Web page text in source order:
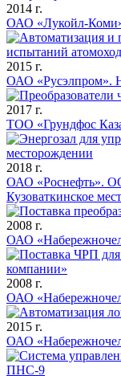
2014 г.
ОАО «Лукойл-
2015 г.
ОАО «Русэлпром».
2017 г.
ТОО «Грундфос
2018 г.
ОАО «Роснефть».
Кузоваткинское
2008 г.
ОАО
2008 г.
ОАО
2015 г.
ОАО